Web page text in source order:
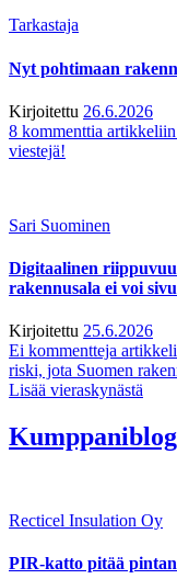
Tarkastaja
Nyt pohtimaan
Kirjoitettu 26.6.2026
8 kommenttia artikkeliin
viestejä!
Sari Suominen
Digitaalinen
rakennusala ei voi
Kirjoitettu 25.6.2026
Ei kommentteja
riski, jota Suomen
Lisää vieraskynästä
Recticel Insulation Oy
PIR-katto pitää